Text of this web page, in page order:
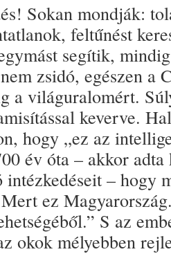
Sokan mondják:
feltűnést
segítik,
zsidó, egészen a
a világuralomért.
keverve.
hogy „ez az
év óta – akkor
intézkedéseit – hogy
ez
S az
okok mélyebben